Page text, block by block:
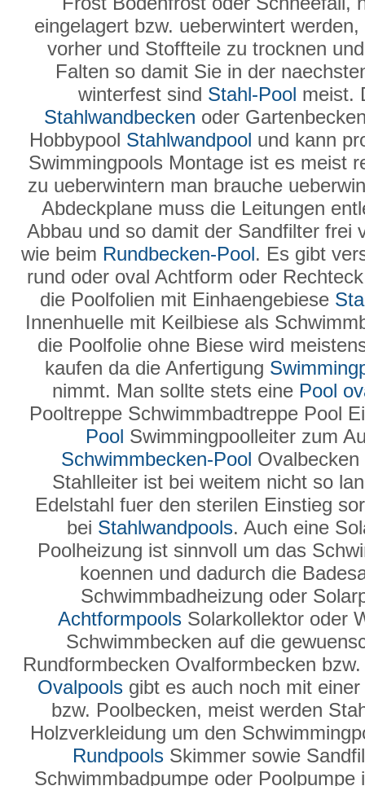
eingelagert bzw. ueberwintert
vorher und Stoffteile zu trocknen
Falten so damit Sie in der
winterfest sind Stahl-Pool meist.
Stahlwandbecken oder
Hobbypool Stahlwandpool und kann
Swimmingpools Montage ist es meist
zu ueberwintern man brauche
Abdeckplane muss die Leitungen
Abbau und so damit der Sandfilter frei
wie beim Rundbecken-Pool. Es gibt
rund oder oval Achtform oder
die Poolfolien mit Einhaengebiese
Innenhuelle mit Keilbiese als
die Poolfolie ohne Biese wird
kaufen da die Anfertigung
nimmt. Man sollte stets eine Pool
Pooltreppe Schwimmbadtreppe Pool
Pool Swimmingpoolleiter zum
Schwimmbecken-Pool
Stahlleiter ist bei weitem nicht so
Edelstahl fuer den sterilen Einstieg
bei Stahlwandpools. Auch eine
Poolheizung ist sinnvoll um das
koennen und dadurch die
Schwimmbadheizung oder
AchtformpoolsSolarkollektor oder
Schwimmbecken auf die
Rundformbecken Ovalformbecken
Ovalpoolsgibt es auch noch mit einer
bzw. Poolbecken, meist werden
Holzverkleidung um den
RundpoolsSkimmer sowie
Schwimmbadpumpe oder